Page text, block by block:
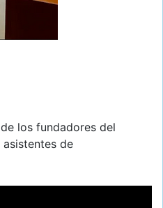
los fundadores del
de